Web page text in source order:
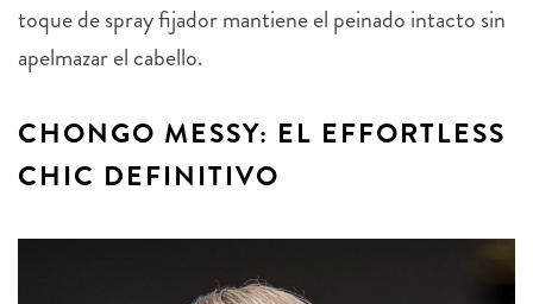
toque de spray fijador mantiene el peinado intacto sin
apelmazar el cabello.
CHONGO MESSY: EL EFFORTLESS
CHIC DEFINITIVO